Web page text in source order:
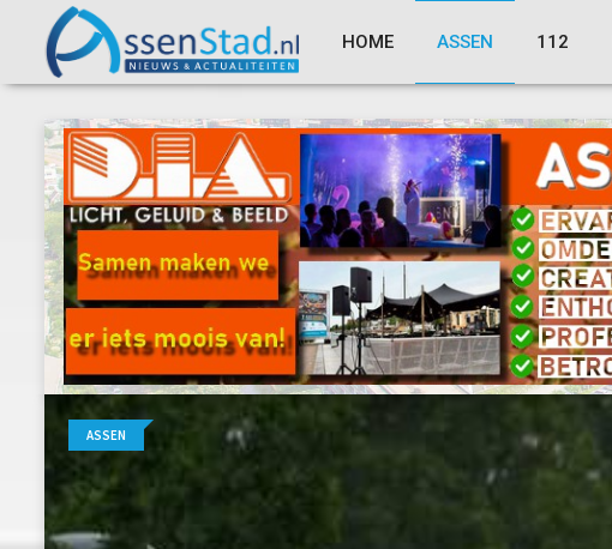
HOME ASSEN 112
ASSEN